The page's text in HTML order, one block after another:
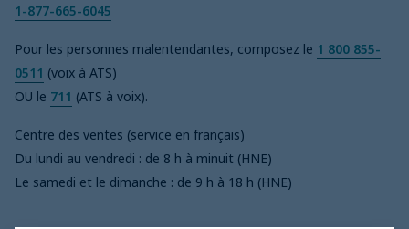
1-877-665-6045
Pour les personnes malentendantes, composez le 1 800 855-
0511 (voix à ATS)
OU le 711 (ATS à voix).
Centre des ventes (service en français)
Du lundi au vendredi : de 8 h à minuit (HNE)
Le samedi et le dimanche : de 9 h à 18 h (HNE)